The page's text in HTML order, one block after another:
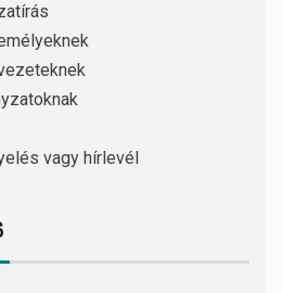
vagy hírlevél